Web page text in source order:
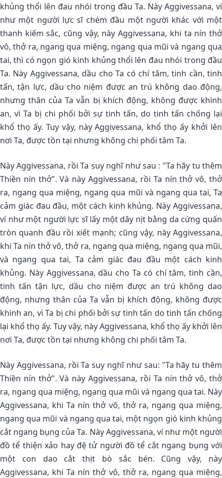
khủng thổi lên đau nhói trong đầu Ta. Này Aggivessana, ví
như một người lực sĩ chém đầu một người khác với một
thanh kiếm sắc, cũng vậy, này Aggivessana, khi ta nín thở
vô, thở ra, ngang qua miệng, ngang qua mũi và ngang qua
tai, thì có ngọn gió kinh khủng thổi lên đau nhói trong đầu
Ta. Này Aggivessana, dầu cho Ta có chí tâm, tinh cần, tinh
tấn, tận lực, dầu cho niệm được an trú không dao động,
nhưng thân của Ta vẫn bị khích động, không được khinh
an, vì Ta bị chi phối bởi sự tinh tấn, do tinh tấn chống lại
khổ thọ ấy. Tuy vậy, này Aggivessana, khổ thọ ấy khởi lên
nơi Ta, được tồn tại nhưng không chi phối tâm Ta.
Này Aggivessana, rồi Ta suy nghĩ như sau : "Ta hãy tu thêm
Thiền nín thở". Và này Aggivessana, rồi Ta nín thở vô, thở
ra, ngang qua miệng, ngang qua mũi và ngang qua tai, Ta
cảm giác đau đầu, một cách kinh khủng. Này Aggivessana,
ví như một người lực sĩ lấy một dây nịt bằng da cứng quấn
tròn quanh đầu rồi xiết mạnh; cũng vậy, này Aggivessana,
khi Ta nín thở vô, thở ra, ngang qua miệng, ngang qua mũi,
và ngang qua tai, Ta cảm giác đau đầu một cách kinh
khủng. Này Aggivessana, dầu cho Ta có chí tâm, tinh cần,
tinh tấn tận lực, dầu cho niệm được an trú không dao
động, nhưng thân của Ta vẫn bị khích động, không được
khinh an, vì Ta bị chi phối bởi sự tinh tấn do tinh tấn chống
lại khổ thọ ấy. Tuy vậy, này Aggivessana, khổ thọ ấy khởi lên
nơi Ta, được tồn tại nhưng không chi phối tâm Ta.
Này Aggivessana, rồi Ta suy nghĩ như sau: "Ta hãy tu thêm
Thiền nín thở". Và này Aggivessana, rồi Ta nín thở vô, thở
ra, ngang qua miệng, ngang qua mũi và ngang qua tai. Này
Aggivessana, khi Ta nín thở vô, thở ra, ngang qua miệng,
ngang qua mũi và ngang qua tai, một ngọn gió kinh khủng
cắt ngang bụng của Ta. Này Aggivessana, ví như một người
đồ tể thiện xảo hay đệ tử người đồ tể cắt ngang bụng với
một con dao cắt thịt bò sắc bén. Cũng vậy, này
Aggivessana, khi Ta nín thở vô, thở ra, ngang qua miệng,